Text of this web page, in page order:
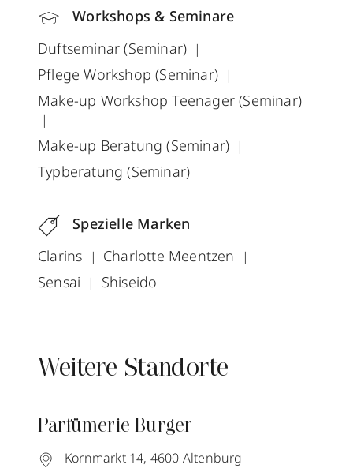
Workshops & Seminare
Duftseminar (Seminar)
Pflege Workshop (Seminar)
Make-up Workshop Teenager (Seminar)
Make-up Beratung (Seminar)
Typberatung (Seminar)
Spezielle Marken
Clarins
Charlotte Meentzen
Sensai
Shiseido
Weitere Standorte
Parfümerie Burger
Kornmarkt 14, 4600 Altenburg